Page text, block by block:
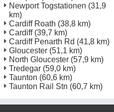
Newport Togstationen (31,9
km)
Cardiff Roath (38,8 km)
Cardiff(39,7 km)
Cardiff Penarth Rd (41,8 km)
Gloucester (51,1 km)
North Gloucester (57,9 km)
Tredegar (59,0 km)
Taunton (60,6 km)
Taunton Rail Stn (60,7 km)